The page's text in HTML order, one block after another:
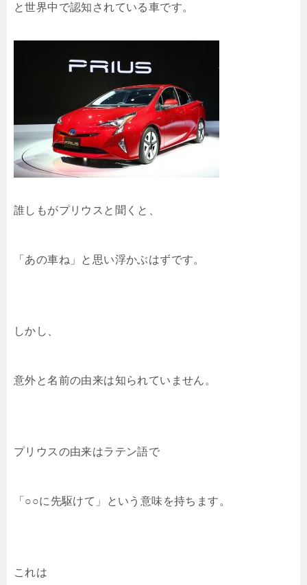
と世界中で認知されている車です。
誰しもがプリウスと聞くと、
「あの車ね」と思い浮かぶはずです。
しかし、
意外と名前の由来は知られていません。
プリウスの由来はラテン語で
「○○に先駆けて」という意味を持ちます。
これは